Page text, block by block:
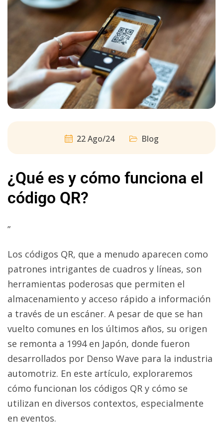
22 Ago/24 Blog
¿Qué es y cómo funciona el
código QR?
”
Los códigos QR, que a menudo aparecen como
patrones intrigantes de cuadros y líneas, son
herramientas poderosas que permiten el
almacenamiento y acceso rápido a información
a través de un escáner. A pesar de que se han
vuelto comunes en los últimos años, su origen
se remonta a 1994 en Japón, donde fueron
desarrollados por Denso Wave para la industria
automotriz. En este artículo, exploraremos
cómo funcionan los códigos QR y cómo se
utilizan en diversos contextos, especialmente
en eventos.